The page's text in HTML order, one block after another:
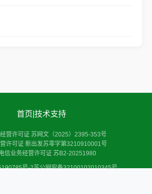
首页 技术支持
营许可证 苏网文（2025）2395-353号
许可证 新出发苏零字第3210910001号
信业务经营许可证 苏B2-20251980
号-2苏公网安备32100102010345号